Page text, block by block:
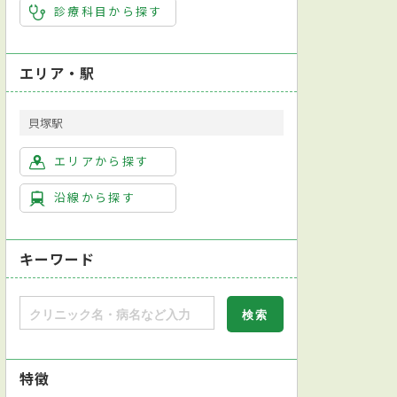
診療科目から探す
エリア・駅
貝塚駅
エリアから探す
沿線から探す
キーワード
特徴